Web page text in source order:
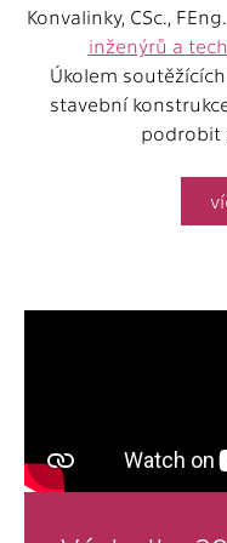
Konvalinky, CSc.,
inženýrů a
Úkolem
stavební
podrobit